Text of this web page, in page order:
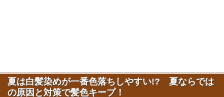
夏は白髪染めが一番色落ちしやすい!? 夏ならでは
の原因と対策で髪色キープ！